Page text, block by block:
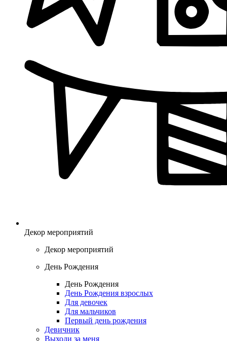
Декор мероприятий
Декор мероприятий
День Рождения
День Рождения
День Рождения взрослых
Для девочек
Для мальчиков
Первый день рождения
Девичник
Выходи за меня